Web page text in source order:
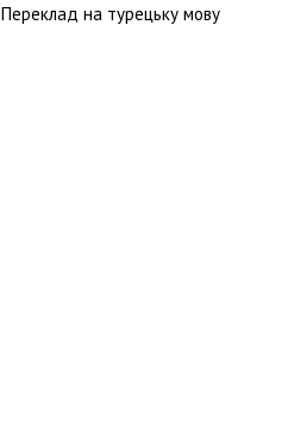
Переклад на турецьку мову